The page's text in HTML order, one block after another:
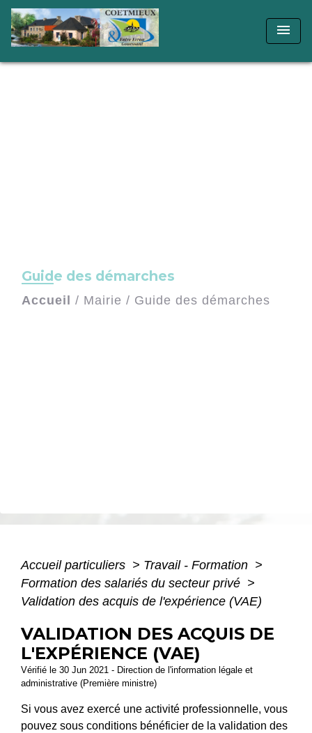
menu
Guide des démarches
Accueil / Mairie / Guide des démarches
Accueil particuliers > Travail - Formation >
Formation des salariés du secteur privé >
Validation des acquis de l'expérience (VAE)
VALIDATION DES ACQUIS DE
L'EXPÉRIENCE (VAE)
Vérifié le 30 Jun 2021 - Direction de l'information légale et
administrative (Première ministre)
Si vous avez exercé une activité professionnelle, vous
pouvez sous conditions bénéficier de la validation des